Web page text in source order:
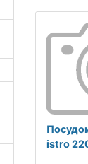
istro